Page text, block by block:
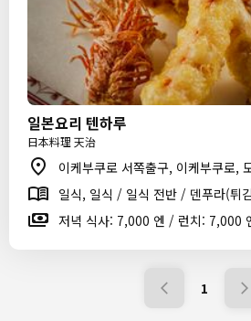
일본요리 텐하루
日本料理 天治
이케부쿠로 서쪽출구, 이케부쿠로,
일식, 일식 / 일식 전반 / 덴푸라(튀
저녁 식사: 7,000 엔 / 런치: 7,000
1